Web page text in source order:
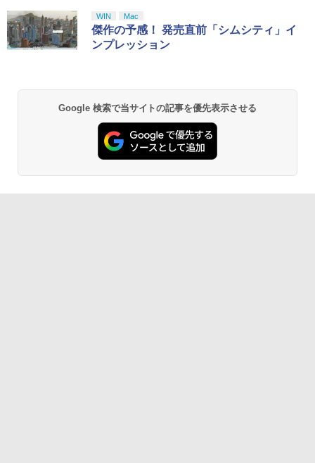
WIN Mac
傑作の予感！ 発売直前「シムシティ」イ
ンプレッション
Google 検索で当サイトの記事を優先表示させる